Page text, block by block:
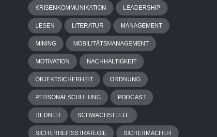
KRISENKOMMUNIKATION LEADERSHIP
LESEN LITERATUR MANAGEMENT
MINING MOBILITÄTSMANAGEMENT
MOTIVATION NACHHALTIGKEIT
OBJEKTSICHERHEIT ORDNUNG
PERSONALSCHULUNG PODCAST
REDNER SCHWACHSTELLE
SICHERHEITSSTRATEGIE SICHERMACHER